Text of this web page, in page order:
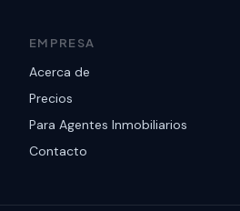
EMPRESA
Acerca de
Precios
Para Agentes Inmobiliarios
Contacto